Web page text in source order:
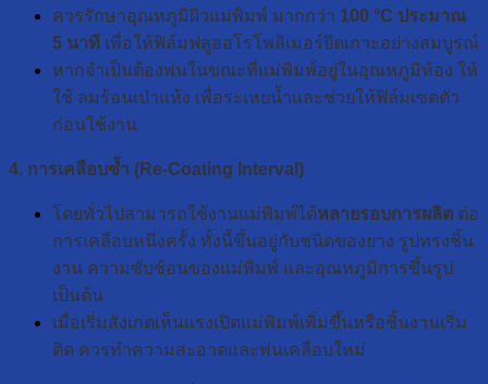
ควรรักษาอุณหภูมิผิวแม่พิมพ์ มากกว่า 100 °C ประมาณ
5 นาที เพื่อให้ฟิล์มฟลูออโรโพลิเมอร์ยึดเกาะอย่างสมบูรณ์
หากจำเป็นต้องพ่นในขณะที่แม่พิมพ์อยู่ในอุณหภูมิห้อง ให้
ใช้ ลมร้อนเป่าแห้ง เพื่อระเหยน้ำและช่วยให้ฟิล์มเซตตัว
ก่อนใช้งาน
4. การเคลือบซ้ำ (Re-Coating Interval)
โดยทั่วไปสามารถใช้งานแม่พิมพ์ได้หลายรอบการผลิต ต่อ
การเคลือบหนึ่งครั้ง ทั้งนี้ขึ้นอยู่กับชนิดของยาง รูปทรงชิ้น
งาน ความซับซ้อนของแม่พิมพ์ และอุณหภูมิการขึ้นรูป
เป็นต้น
เมื่อเริ่มสังเกตเห็นแรงเปิดแม่พิมพ์เพิ่มขึ้นหรือชิ้นงานเริ่ม
ติด ควรทำความสะอาดและพ่นเคลือบใหม่